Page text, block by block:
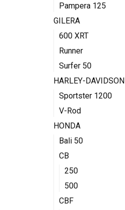
Pampera 125
GILERA
600 XRT
Runner
Surfer 50
HARLEY-DAVIDSON
Sportster 1200
V-Rod
HONDA
Bali 50
CB
250
500
CBF